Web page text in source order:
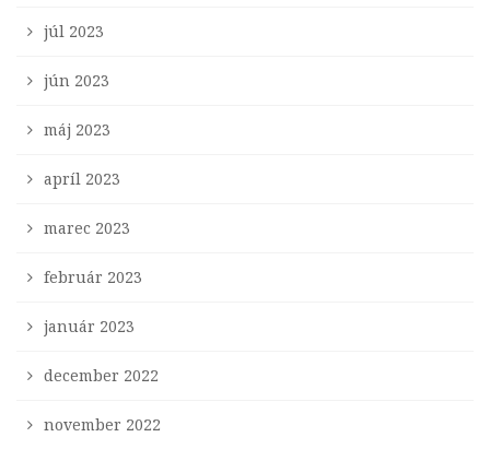
júl 2023
jún 2023
máj 2023
apríl 2023
marec 2023
február 2023
január 2023
december 2022
november 2022